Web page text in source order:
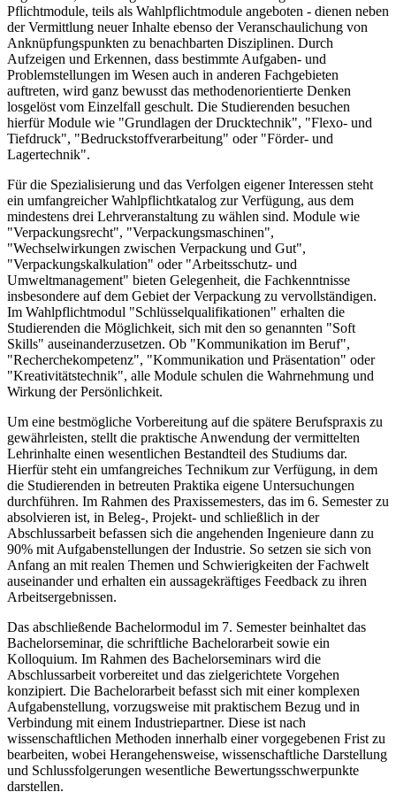
Pflichtmodule, teils als Wahlpflichtmodule angeboten - dienen neben
der Vermittlung neuer Inhalte ebenso der Veranschaulichung von
Anknüpfungspunkten zu benachbarten Disziplinen. Durch
Aufzeigen und Erkennen, dass bestimmte Aufgaben- und
Problemstellungen im Wesen auch in anderen Fachgebieten
auftreten, wird ganz bewusst das methodenorientierte Denken
losgelöst vom Einzelfall geschult. Die Studierenden besuchen
hierfür Module wie "Grundlagen der Drucktechnik", "Flexo- und
Tiefdruck", "Bedruckstoffverarbeitung" oder "Förder- und
Lagertechnik".
Für die Spezialisierung und das Verfolgen eigener Interessen steht
ein umfangreicher Wahlpflichtkatalog zur Verfügung, aus dem
mindestens drei Lehrveranstaltung zu wählen sind. Module wie
"Verpackungsrecht", "Verpackungsmaschinen",
"Wechselwirkungen zwischen Verpackung und Gut",
"Verpackungskalkulation" oder "Arbeitsschutz- und
Umweltmanagement" bieten Gelegenheit, die Fachkenntnisse
insbesondere auf dem Gebiet der Verpackung zu vervollständigen.
Im Wahlpflichtmodul "Schlüsselqualifikationen" erhalten die
Studierenden die Möglichkeit, sich mit den so genannten "Soft
Skills" auseinanderzusetzen. Ob "Kommunikation im Beruf",
"Recherchekompetenz", "Kommunikation und Präsentation" oder
"Kreativitätstechnik", alle Module schulen die Wahrnehmung und
Wirkung der Persönlichkeit.
Um eine bestmögliche Vorbereitung auf die spätere Berufspraxis zu
gewährleisten, stellt die praktische Anwendung der vermittelten
Lehrinhalte einen wesentlichen Bestandteil des Studiums dar.
Hierfür steht ein umfangreiches Technikum zur Verfügung, in dem
die Studierenden in betreuten Praktika eigene Untersuchungen
durchführen. Im Rahmen des Praxissemesters, das im 6. Semester zu
absolvieren ist, in Beleg-, Projekt- und schließlich in der
Abschlussarbeit befassen sich die angehenden Ingenieure dann zu
90% mit Aufgabenstellungen der Industrie. So setzen sie sich von
Anfang an mit realen Themen und Schwierigkeiten der Fachwelt
auseinander und erhalten ein aussagekräftiges Feedback zu ihren
Arbeitsergebnissen.
Das abschließende Bachelormodul im 7. Semester beinhaltet das
Bachelorseminar, die schriftliche Bachelorarbeit sowie ein
Kolloquium. Im Rahmen des Bachelorseminars wird die
Abschlussarbeit vorbereitet und das zielgerichtete Vorgehen
konzipiert. Die Bachelorarbeit befasst sich mit einer komplexen
Aufgabenstellung, vorzugsweise mit praktischem Bezug und in
Verbindung mit einem Industriepartner. Diese ist nach
wissenschaftlichen Methoden innerhalb einer vorgegebenen Frist zu
bearbeiten, wobei Herangehensweise, wissenschaftliche Darstellung
und Schlussfolgerungen wesentliche Bewertungsschwerpunkte
darstellen.